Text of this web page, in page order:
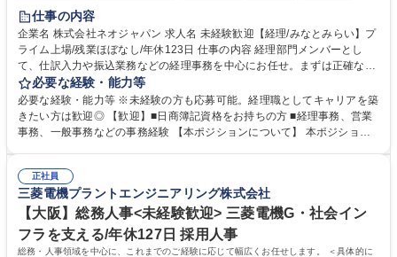
未経験者歓迎
完全週休2日制
交通費支給 駅近5分以内 土日祝休み
服装自由
寮・社宅あり
仕事の内容
企業名 株式会社ネオジャパン 求人名 未経験歓迎【経理/みなとみらい】プ
ライム上場/残業ほぼなし/年休123日 仕事の内容 経理部門メンバーとし
て、仕訳入力や振込業務などの経理事務を中心にお任せ。まずは正確な入
力・確認業務からスタートし、既存メンバーと一緒に業務を進めながら段
階的に経理知識を身につけていただきます。 【具体的には】 ■社内稟議に
基づく仕訳入力 ■月末の振込業務 ■明細作成 ■伝票処理、記帳業務 ■既存
メンバーの業務サポート 【将来的には】 ■月次決算補助 ■四半期・年次決
想定です。 募集職種 未経験歓迎【経理/みなとみらい】プライム上場/残業
ほぼなし/年休123日
必要な経験・能力等
必要な経験・能力等 ※未経験の方も応募可能。経理職としてキャリアを築
きたい方は歓迎◎ 【歓迎】■日商簿記資格をお持ちの方 ■経理事務、営業
事務、一般事務などの事務経験 【本ポジションについて】 本ポジション
当し、3～5年をかけて月次決算・四半期決算・開示資料作成補助などへス
テップアップできます。また、残業は通常月ほぼなく、決算月でも10時間
未満のため、無理なく経理として専門性を身につけられる環境です。 学
歴・資格 学歴：大学院 大学 高専 短大 専修学校 高校 語学力： 資格：日商
簿記検定1級 日商簿記検定2級
正社員
三菱電機プラントエンジニアリング株式会社
【大阪】総務人事<未経験歓迎> 三菱電機G・社会イン
フラを支える/年休127日 採用人事
総務・人事領域を中心に、これまでのご経験に応じて幅広くお任せします。 ＜具体的に